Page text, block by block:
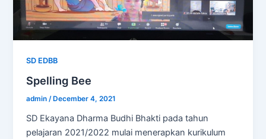
SD EDBB
Spelling Bee
admin/ December 4, 2021
SD Ekayana Dharma Budhi Bhakti pada tahun
pelajaran 2021/2022 mulai menerapkan kurikulum